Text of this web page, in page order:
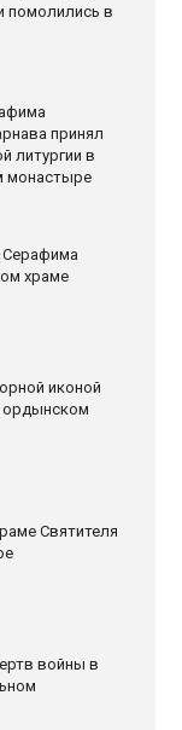
помолились в
принял
литургии в
монастыре
Серафима
храме
иконой
ордынском
Святителя
войны в